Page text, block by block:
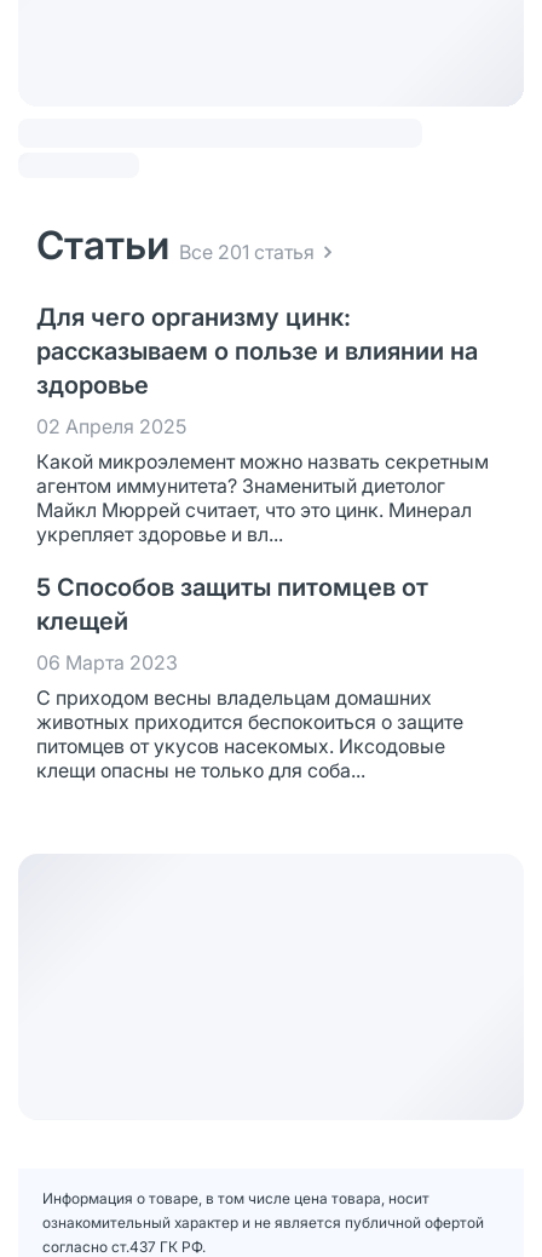
Статьи Все 201 статья
Для чего организму цинк:
рассказываем о пользе и влиянии на
здоровье
02 Апреля 2025
Какой микроэлемент можно назвать секретным
агентом иммунитета? Знаменитый диетолог
Майкл Мюррей считает, что это цинк. Минерал
укрепляет здоровье и вл...
5 Способов защиты питомцев от
клещей
06 Марта 2023
С приходом весны владельцам домашних
животных приходится беспокоиться о защите
питомцев от укусов насекомых. Иксодовые
клещи опасны не только для соба...
Информация о товаре, в том числе цена товара, носит
ознакомительный характер и не является публичной офертой
согласно ст.437 ГК РФ.